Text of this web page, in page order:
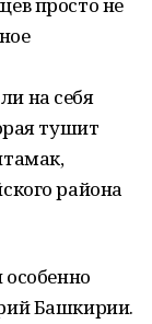
на себя
тушит
района
Башкирии.